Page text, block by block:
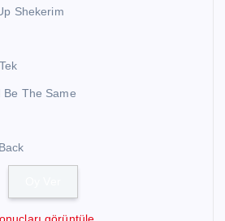
Shekerim
Be The Same